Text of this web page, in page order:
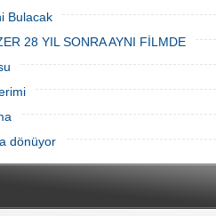
Bulacak
28 YIL SONRA AYNI FİLMDE
dönüyor